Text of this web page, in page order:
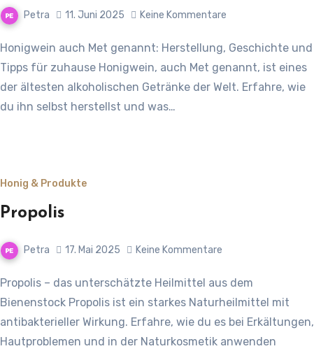
Petra 11. Juni 2025 Keine Kommentare
Honigwein auch Met genannt: Herstellung, Geschichte und
Tipps für zuhause Honigwein, auch Met genannt, ist eines
der ältesten alkoholischen Getränke der Welt. Erfahre, wie
du ihn selbst herstellst und was…
Honig & Produkte
Propolis
Petra 17. Mai 2025 Keine Kommentare
Propolis – das unterschätzte Heilmittel aus dem
Bienenstock Propolis ist ein starkes Naturheilmittel mit
antibakterieller Wirkung. Erfahre, wie du es bei Erkältungen,
Hautproblemen und in der Naturkosmetik anwenden